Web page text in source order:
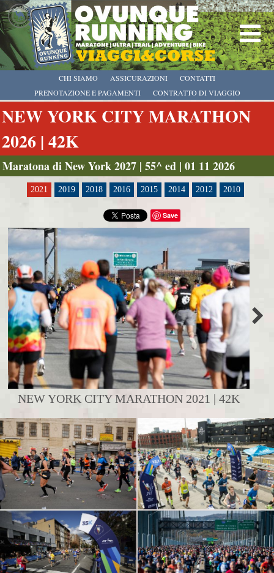
CHI SIAMO
PRENOTAZIONE E PAGAMENTI
CONTRATTO DI VIAGGIO
ASSICURAZIONI CONTATTI
NEW YORK CITY MARATHON
2026 | 42K
Maratona di New York 2027 | 55^ ed | 01 11 2026
2021 2019 2018 2016 2015 2014 2012 2010
Save
NEW YORK CITY MARATHON 2021 | 42K